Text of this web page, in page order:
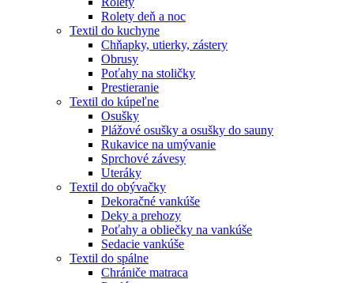
Rolety deň a noc
Textil do kuchyne
Chňapky, utierky, zástery
Obrusy
Poťahy na stoličky
Prestieranie
Textil do kúpeľne
Osušky
Plážové osušky a osušky do sauny
Rukavice na umývanie
Sprchové závesy
Uteráky
Textil do obývačky
Dekoračné vankúše
Deky a prehozy
Poťahy a obliečky na vankúše
Sedacie vankúše
Textil do spálne
Chrániče matraca